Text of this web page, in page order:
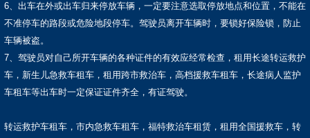
6、出车在外或出车归来停放车辆，一定要注意选取停放地点和位置，不能在
不准停车的路段或危险地段停车。驾驶员离开车辆时，要锁好保险锁，防止
车辆被盗。
7、驾驶员对自己所开车辆的各种证件的有效应经常检查，租用长途转运救护
车，新生儿急救车租车，租用跨市救治车，高档援救车租车，长途病人监护
车租车等出车时一定保证证件齐全，有证驾驶。
转运救护车租车，市内急救车租车，福特救治车租赁，租用全国援救车，转